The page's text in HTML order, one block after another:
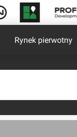
Rynek pierwotny